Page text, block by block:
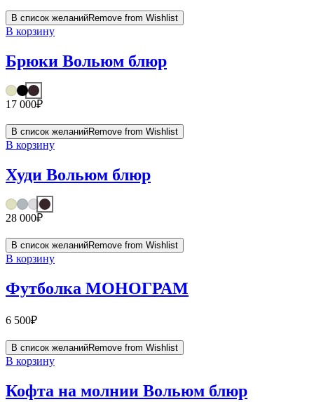
В список желанийRemove from Wishlist
В корзину
Брюки Вольюм блюр
17 000₽
В список желанийRemove from Wishlist
В корзину
Худи Вольюм блюр
28 000₽
В список желанийRemove from Wishlist
В корзину
Футболка МОНОГРАМ
6 500₽
В список желанийRemove from Wishlist
В корзину
Кофта на молнии Вольюм блюр